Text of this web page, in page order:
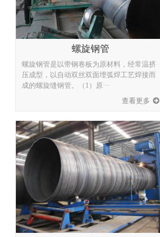
螺旋钢管
螺旋钢管是以带钢卷板为原材料，经常温挤
压成型，以自动双丝双面埋弧焊工艺焊接而
成的螺旋缝钢管。（1）原···
查看更多